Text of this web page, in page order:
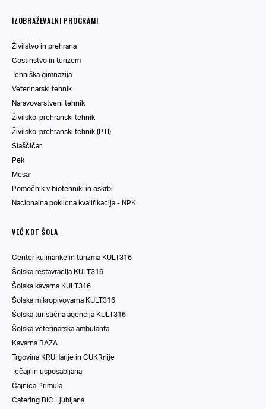
IZOBRAŽEVALNI PROGRAMI
Živilstvo in prehrana
Gostinstvo in turizem
Tehniška gimnazija
Veterinarski tehnik
Naravovarstveni tehnik
Živilsko-prehranski tehnik
Živilsko-prehranski tehnik (PTI)
Slaščičar
Pek
Mesar
Pomočnik v biotehniki in oskrbi
Nacionalna poklicna kvalifikacija - NPK
VEČ KOT ŠOLA
Center kulinarike in turizma KULT316
Šolska restavracija KULT316
Šolska kavarna KULT316
Šolska mikropivovarna KULT316
Šolska turistična agencija KULT316
Šolska veterinarska ambulanta
Kavarna BAZA
Trgovina KRUHarije in CUKRnije
Tečaji in usposabljana
Čajnica Primula
Catering BIC Ljubljana